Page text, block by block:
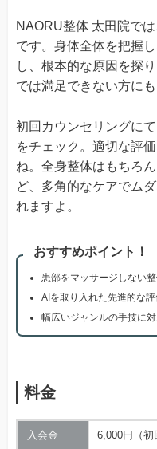
NAORU整体 太田院で
です。身体全体を把握
し、根本的な原因を探
では満足できない方にも
初回カウンセリングに
をチェック。適切な評
ね。全身整体はもちろ
ど、多角的なケアでム
れますよ。
おすすめポイント！
患部をマッサージしない
AIを取り入れた先進的な評
幅広いジャンルの手技に
料金
入会金 6,000円（初